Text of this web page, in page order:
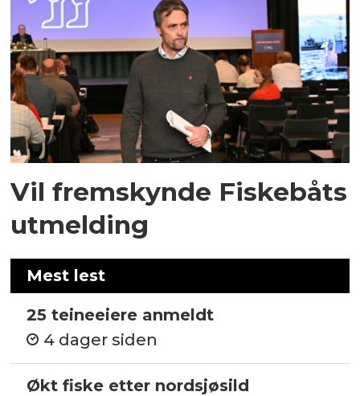
Vil fremskynde Fiskebåts
utmelding
Mest lest
25 teineeiere anmeldt
4 dager siden
Økt fiske etter nordsjøsild